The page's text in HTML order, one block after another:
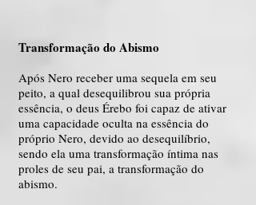
Transformação do Abismo
Após Nero receber uma sequela em seu
peito, a qual desequilibrou sua própria
essência, o deus Érebo foi capaz de ativar
uma capacidade oculta na essência do
próprio Nero, devido ao desequilíbrio,
sendo ela uma transformação íntima nas
proles de seu pai, a transformação do
abismo.